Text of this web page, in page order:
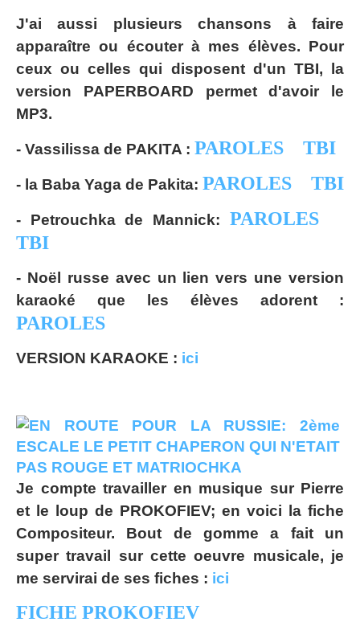
J'ai aussi plusieurs chansons à faire
apparaître ou écouter à mes élèves. Pour
ceux ou celles qui disposent d'un TBI, la
version PAPERBOARD permet d'avoir le
MP3.
- Vassilissa de PAKITA : PAROLES TBI
- la Baba Yaga de Pakita: PAROLES TBI
- Petrouchka de Mannick: PAROLES
TBI
- Noël russe avec un lien vers une version
karaoké que les élèves adorent :
PAROLES
VERSION KARAOKE : ici
Je compte travailler en musique sur Pierre
et le loup de PROKOFIEV; en voici la fiche
Compositeur. Bout de gomme a fait un
super travail sur cette oeuvre musicale, je
me servirai de ses fiches : ici
FICHE PROKOFIEV